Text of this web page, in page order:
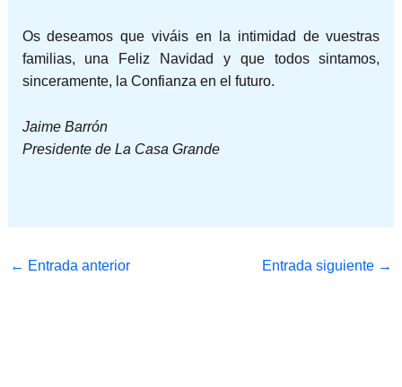
Os deseamos que viváis en la intimidad de vuestras
familias, una Feliz Navidad y que todos sintamos,
sinceramente, la Confianza en el futuro.
Jaime Barrón
Presidente de La Casa Grande
← Entrada anterior Entrada siguiente →